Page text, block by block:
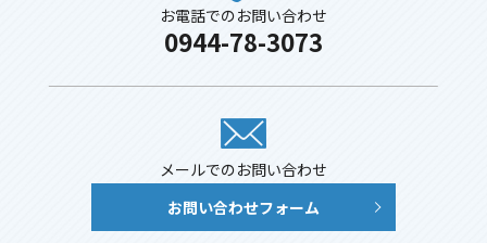
お電話でのお問い合わせ
0944-78-3073
メールでのお問い合わせ
お問い合わせフォーム